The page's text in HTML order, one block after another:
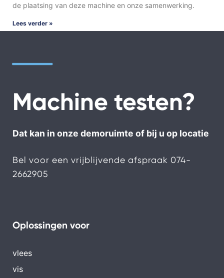
de plaatsing van deze machine en onze samenwerking.
Lees verder »
Machine testen?
Dat kan in onze demoruimte of bij u op locatie
Bel voor een vrijblijvende afspraak 074-
2662905
Oplossingen voor
vlees
vis